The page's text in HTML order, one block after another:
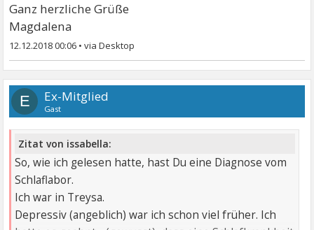
Ganz herzliche Grüße
Magdalena
12.12.2018 00:06 •
E Ex-Mitglied
Gast
Zitat von issabella:
So, wie ich gelesen hatte, hast Du eine Diagnose vom
Schlaflabor.
Ich war in Treysa.
Depressiv (angeblich) war ich schon viel früher. Ich